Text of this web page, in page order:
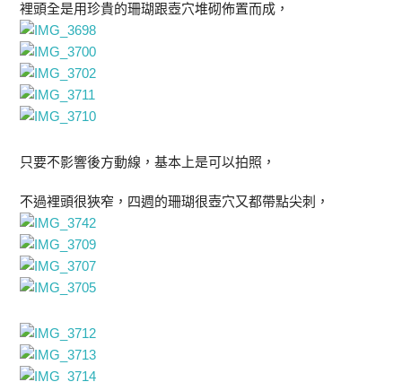
裡頭全是用珍貴的珊瑚跟壺穴堆砌佈置而成，
只要不影響後方動線，基本上是可以拍照，
不過裡頭很狹窄，四週的珊瑚很壺穴又都帶點尖刺，